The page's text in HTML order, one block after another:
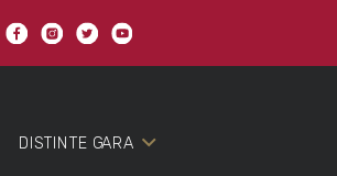
DISTINTE GARA